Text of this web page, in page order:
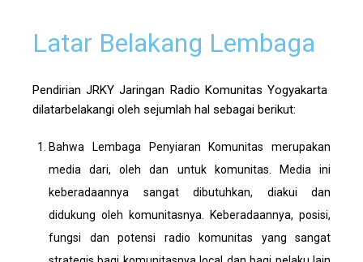
Latar Belakang Lembaga
Pendirian JRKY Jaringan Radio Komunitas Yogyakarta
dilatarbelakangi oleh sejumlah hal sebagai berikut:
Bahwa Lembaga Penyiaran Komunitas merupakan
media dari, oleh dan untuk komunitas. Media ini
keberadaannya sangat dibutuhkan, diakui dan
didukung oleh komunitasnya. Keberadaannya, posisi,
fungsi dan potensi radio komunitas yang sangat